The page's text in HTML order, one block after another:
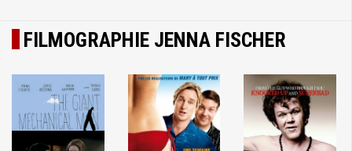
FILMOGRAPHIE JENNA FISCHER